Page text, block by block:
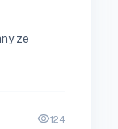
ze
visibility124